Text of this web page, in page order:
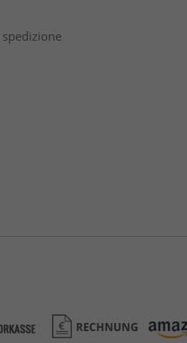
spedizione